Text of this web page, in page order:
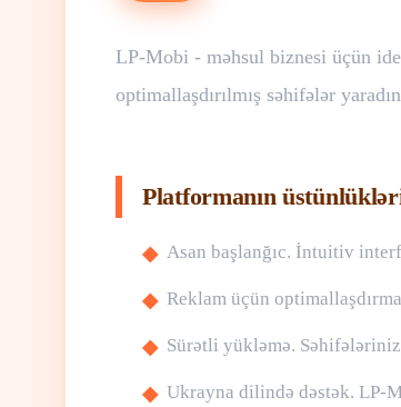
LP-Mobi - məhsul biznesi üçün
optimallaşdırılmış səhifələr
Platformanın
Asan başlanğıc. İntuitiv
Reklam üçün
Sürətli yükləmə.
Ukrayna dilində dəstək. LP-